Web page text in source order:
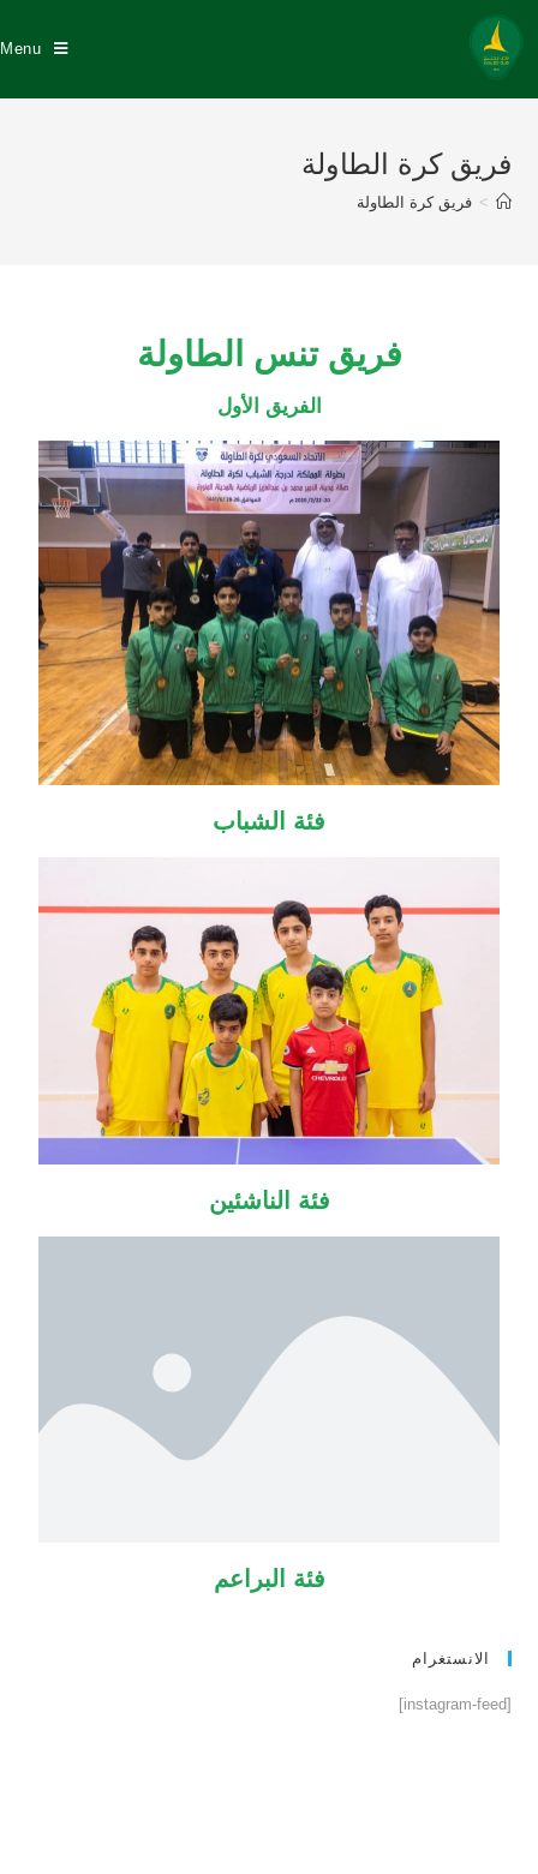
Menu
فريق كرة الطاولة
> فريق كرة الطاولة
فريق تنس الطاولة
الفريق الأول
فئة الشباب
فئة الناشئين
فئة البراعم
الانستغرام
[instagram-feed]